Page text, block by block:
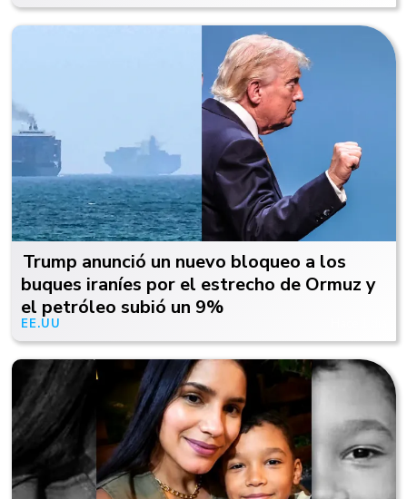
Trump anunció un nuevo bloqueo a los
buques iraníes por el estrecho de Ormuz y
el petróleo subió un 9%
EE.UU